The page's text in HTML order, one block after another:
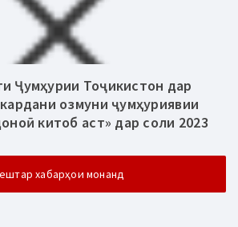
Ҷумҳурии Тоҷикистон дар
озмуни ҷумҳуриявии
китоб аст» дар соли 2023
хабарҳои монанд